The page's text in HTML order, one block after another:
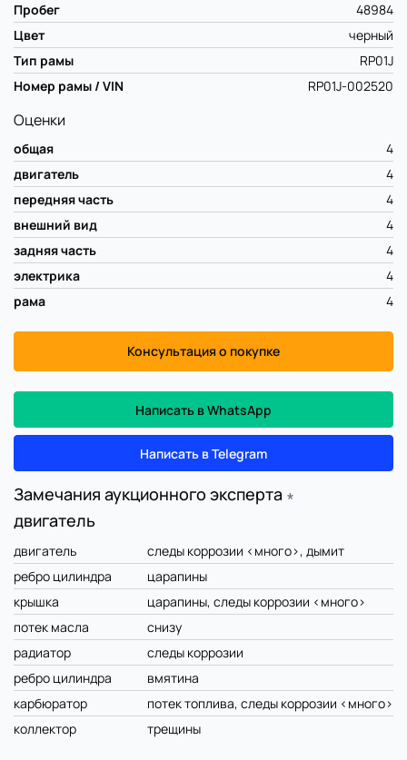
Пробег
48984
Цвет
черный
Тип рамы
RP01J
Номер рамы / VIN
RP01J-002520
Оценки
общая
4
двигатель
4
передняя часть
4
внешний вид
4
задняя часть
4
электрика
4
рама
4
Консультация о покупке
Написать в WhatsApp
Написать в Telegram
Замечания аукционного эксперта ∗
двигатель
двигатель
следы коррозии <много>, дымит
ребро цилиндра
царапины
крышка
царапины, следы коррозии <много>
потек масла
снизу
радиатор
следы коррозии
ребро цилиндра
вмятина
карбюратор
потек топлива, следы коррозии <много>
коллектор
трещины